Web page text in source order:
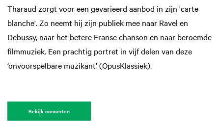
Tharaud zorgt voor een gevarieerd aanbod in zijn 'carte
blanche'. Zo neemt hij zijn publiek mee naar Ravel en
Debussy, naar het betere Franse chanson en naar beroemde
filmmuziek. Een prachtig portret in vijf delen van deze
‘onvoorspelbare muzikant’ (OpusKlassiek).
Bekijk concerten